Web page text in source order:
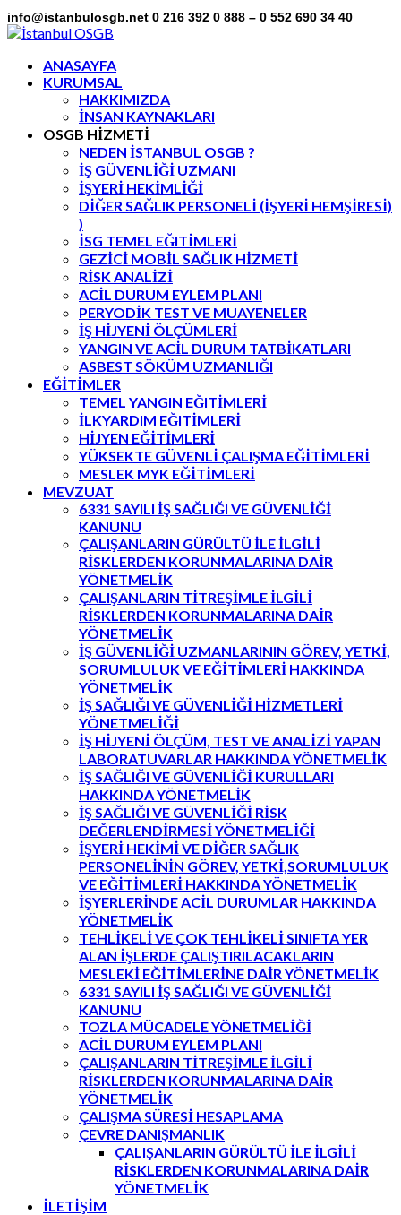
info@istanbulosgb.net 0 216 392 0 888 – 0 552 690 34 40
Facebook
Twitter
LinkedIn
Instagram
Flickr
ANASAYFA
KURUMSAL
HAKKIMIZDA
İNSAN KAYNAKLARI
OSGB HİZMETİ
NEDEN İSTANBUL OSGB ?
İŞ GÜVENLİĞİ UZMANI
İŞYERİ HEKİMLİĞİ
DİĞER SAĞLIK PERSONELİ (İŞYERİ HEMŞİRESİ)
)
İSG TEMEL EĞITİMLERİ
GEZİCİ MOBİL SAĞLIK HİZMETİ
RİSK ANALİZİ
ACİL DURUM EYLEM PLANI
PERYODİK TEST VE MUAYENELER
İŞ HİJYENİ ÖLÇÜMLERİ
YANGIN VE ACİL DURUM TATBİKATLARI
ASBEST SÖKÜM UZMANLIĞI
EĞİTİMLER
TEMEL YANGIN EĞITİMLERİ
İLKYARDIM EĞITİMLERİ
HİJYEN EĞİTİMLERİ
YÜKSEKTE GÜVENLİ ÇALIŞMA EĞİTİMLERİ
MESLEK MYK EĞİTİMLERİ
MEVZUAT
6331 SAYILI İŞ SAĞLIĞI VE GÜVENLİĞİ
KANUNU
ÇALIŞANLARIN GÜRÜLTÜ İLE İLGİLİ
RİSKLERDEN KORUNMALARINA DAİR
YÖNETMELİK
ÇALIŞANLARIN TİTREŞİMLE İLGİLİ
RİSKLERDEN KORUNMALARINA DAİR
YÖNETMELİK
İŞ GÜVENLİĞİ UZMANLARININ GÖREV, YETKİ,
SORUMLULUK VE EĞİTİMLERİ HAKKINDA
YÖNETMELİK
İŞ SAĞLIĞI VE GÜVENLİĞİ HİZMETLERİ
YÖNETMELİĞİ
İŞ HİJYENİ ÖLÇÜM, TEST VE ANALİZİ YAPAN
LABORATUVARLAR HAKKINDA YÖNETMELİK
İŞ SAĞLIĞI VE GÜVENLİĞİ KURULLARI
HAKKINDA YÖNETMELİK
İŞ SAĞLIĞI VE GÜVENLİĞİ RİSK
DEĞERLENDİRMESİ YÖNETMELİĞİ
İŞYERİ HEKİMİ VE DİĞER SAĞLIK
PERSONELİNİN GÖREV, YETKİ,SORUMLULUK
VE EĞİTİMLERİ HAKKINDA YÖNETMELİK
İŞYERLERİNDE ACİL DURUMLAR HAKKINDA
YÖNETMELİK
TEHLİKELİ VE ÇOK TEHLİKELİ SINIFTA YER
ALAN İŞLERDE ÇALIŞTIRILACAKLARIN
MESLEKİ EĞİTİMLERİNE DAİR YÖNETMELİK
6331 SAYILI İŞ SAĞLIĞI VE GÜVENLİĞİ
KANUNU
TOZLA MÜCADELE YÖNETMELİĞİ
ACİL DURUM EYLEM PLANI
ÇALIŞANLARIN TİTREŞİMLE İLGİLİ
RİSKLERDEN KORUNMALARINA DAİR
YÖNETMELİK
ÇALIŞMA SÜRESİ HESAPLAMA
ÇEVRE DANIŞMANLIK
ÇALIŞANLARIN GÜRÜLTÜ İLE İLGİLİ
RİSKLERDEN KORUNMALARINA DAİR
YÖNETMELİK
İLETİŞİM